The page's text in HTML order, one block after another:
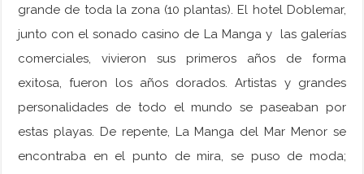
grande de toda la zona (10 plantas). El hotel Doblemar,
junto con el sonado casino de La Manga y las galerías
comerciales, vivieron sus primeros años de forma
exitosa, fueron los años dorados. Artistas y grandes
personalidades de todo el mundo se paseaban por
estas playas. De repente, La Manga del Mar Menor se
encontraba en el punto de mira, se puso de moda;